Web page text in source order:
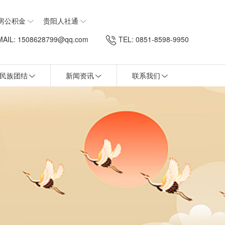
公积金
贵阳人社通
1508628799@qq.com
TEL: 0851-8598-9950
民族团结 新闻资讯 联系我们